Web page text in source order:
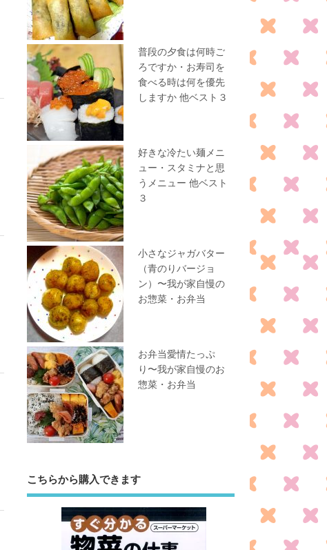
普段の夕食は何時ご
ろですか・お寿司を
食べる時は何を優先
しますか 他ベスト３
好きな冷たい麺メニ
ュー・スタミナと思
うメニュー 他ベスト
３
小さなジャガバター
（青のりバージョ
ン）〜我が家自慢の
お惣菜・お弁当
お弁当愛情たっぷ
り〜我が家自慢のお
惣菜・お弁当
こちらから購入できます